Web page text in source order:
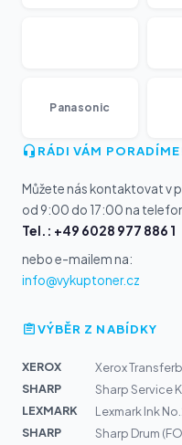
Panasonic
RÁDI VÁM
Můžete nás kontaktovat v
od 9:00 do 17:00 na
Tel.: +49 6028 977 886 1
nebo e-mailem na:
info@vykuptoner.cz
VÝBĚR Z NABÍDKY
XEROX
Xerox
SHARP
Sharp Service
LEXMARK
Lexmark Ink
SHARP
Sharp Drum